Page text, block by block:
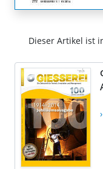
Dieser Artikel ist